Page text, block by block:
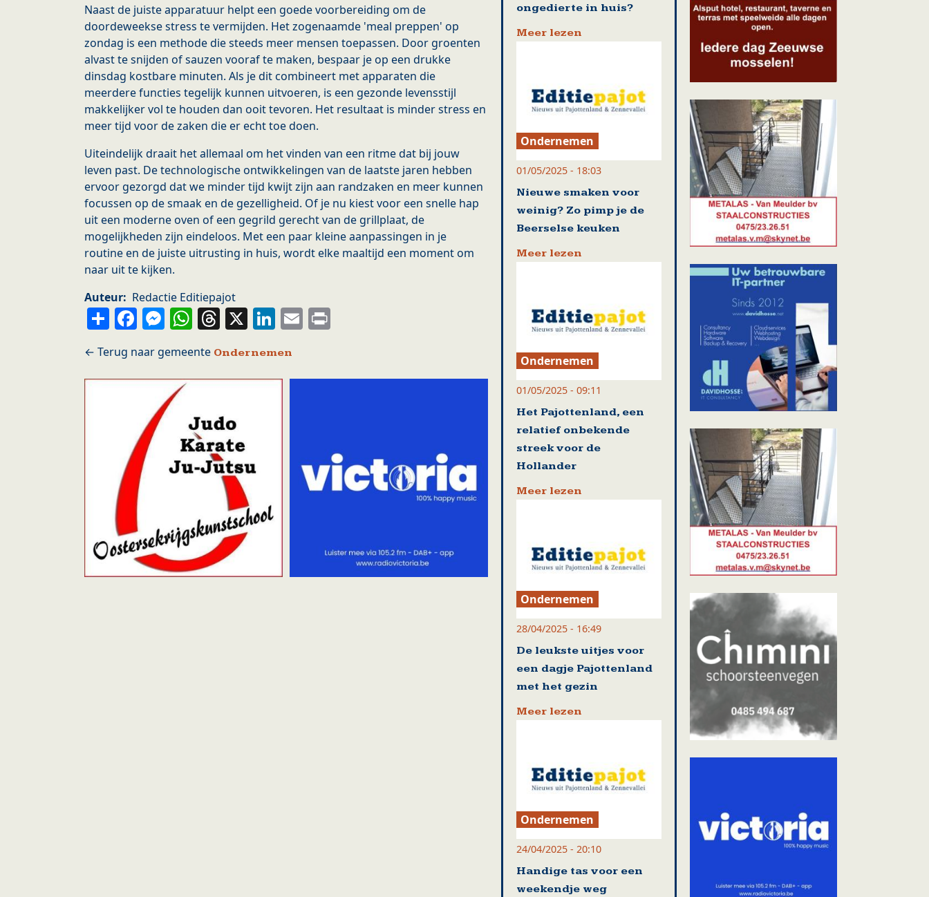
Naast de juiste apparatuur helpt een goede voorbereiding om de
doordeweekse stress te vermijden. Het zogenaamde 'meal preppen' op
zondag is een methode die steeds meer mensen toepassen. Door groenten
alvast te snijden of sauzen vooraf te maken, bespaar je op een drukke
dinsdag kostbare minuten. Als je dit combineert met apparaten die
meerdere functies tegelijk kunnen uitvoeren, is een gezonde levensstijl
makkelijker vol te houden dan ooit tevoren. Het resultaat is minder stress en
meer tijd voor de zaken die er echt toe doen.
Uiteindelijk draait het allemaal om het vinden van een ritme dat bij jouw
leven past. De technologische ontwikkelingen van de laatste jaren hebben
ervoor gezorgd dat we minder tijd kwijt zijn aan randzaken en meer kunnen
focussen op de smaak en de gezelligheid. Of je nu kiest voor een snelle hap
uit een moderne oven of een gegrild gerecht van de grillplaat, de
mogelijkheden zijn eindeloos. Met een paar kleine aanpassingen in je
routine en de juiste uitrusting in huis, wordt elke maaltijd een moment om
naar uit te kijken.
Auteur
Redactie Editiepajot
ShareFacebook
Messenger
WhatsApp
Threads
X LinkedIn
Email
Ondernemen
ongedierte in huis?
Meer lezen
Ondernemen
01/05/2025 - 18:03
Nieuwe smaken voor
weinig? Zo pimp je de
Beerselse keuken
Meer lezen
Ondernemen
01/05/2025 - 09:11
Het Pajottenland, een
relatief onbekende
streek voor de
Hollander
Meer lezen
Ondernemen
28/04/2025 - 16:49
De leukste uitjes voor
een dagje Pajottenland
met het gezin
Meer lezen
Ondernemen
24/04/2025 - 20:10
Handige tas voor een
weekendje weg